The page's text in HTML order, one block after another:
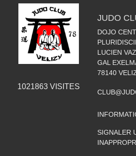
1021863VISITES
JUDO
DOJO
LUCIEN
GAL
78140
SIGNALER